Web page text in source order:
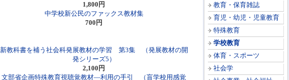
教育・保育雑誌
育児・幼児・児童教育
特殊教育
学校教育
体育・スポーツ
社会学
1,800円
中学校新公民のファックス教材集
700円
新教科書を補う社会科発展教材の学習 第3集 （発展教材の開
発シリーズ5）
2,100円
文部省企画特殊教育視聴覚教材―利用の手引 （盲学校用感覚